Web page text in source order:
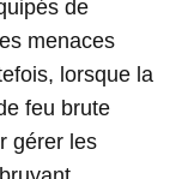
de
menaces
lorsque la
feu brute
gérer les